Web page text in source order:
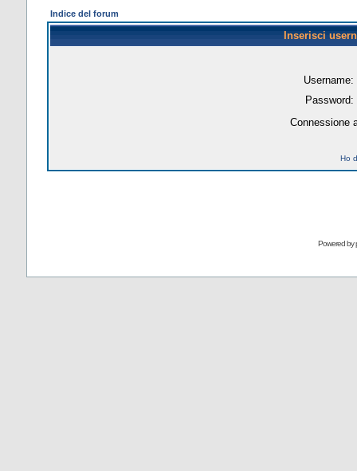
Indice del forum
Inserisci
Username:
Password:
Connessione
Ho
Powered by